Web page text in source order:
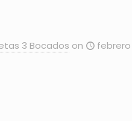
3 Bocados on febrero